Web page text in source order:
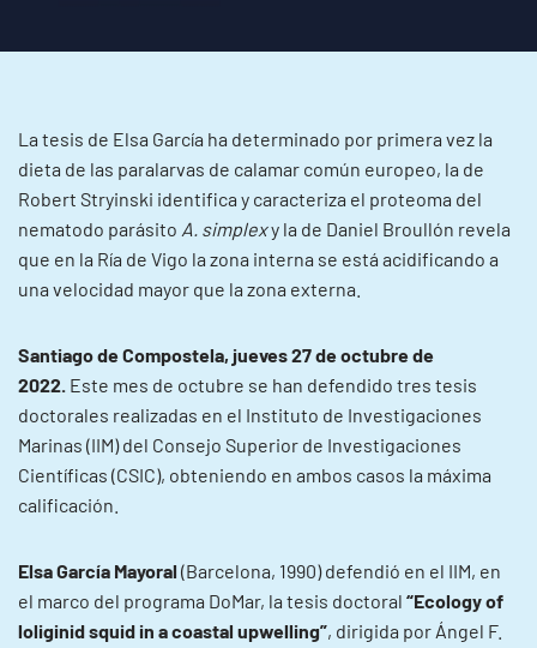
La tesis de Elsa García ha determinado por primera vez la
dieta de las paralarvas de calamar común europeo, la de
Robert Stryinski identifica y caracteriza el proteoma del
nematodo parásito A. simplexy la de Daniel Broullón revela
que en la Ría de Vigo la zona interna se está acidificando a
una velocidad mayor que la zona externa.
Santiago de Compostela, jueves 27 de octubre de
2022. Este mes de octubre se han defendido tres tesis
doctorales realizadas en el Instituto de Investigaciones
Marinas (IIM) del Consejo Superior de Investigaciones
Científicas (CSIC), obteniendo en ambos casos la máxima
calificación.
Elsa García Mayoral (Barcelona, 1990) defendió en el IIM, en
el marco del programa DoMar, la tesis doctoral “Ecology of
loliginid squid in a coastal upwelling”, dirigida por Ángel F.